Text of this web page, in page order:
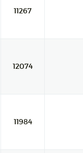
11267
12074
11984